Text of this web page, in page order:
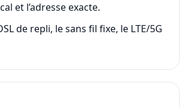
et l’adresse exacte.
de repli, le sans fil fixe, le LTE/5G